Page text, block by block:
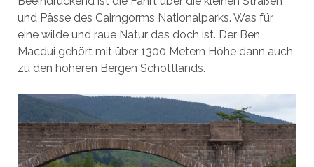
und Pässe des Cairngorms Nationalparks. Was für
eine wilde und raue Natur das doch ist. Der Ben
Macdui gehört mit über 1300 Metern Höhe dann auch
zu den höheren Bergen Schottlands.